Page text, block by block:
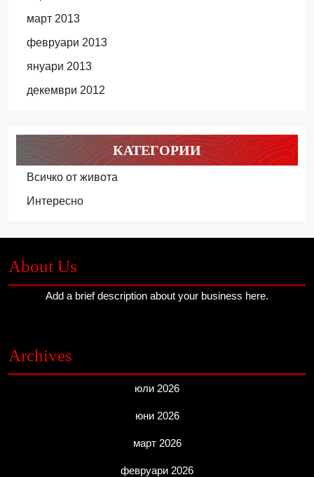
март 2013
февруари 2013
януари 2013
декември 2012
КАТЕГОРИИ
Всичко от живота
Интересно
About Us
Add a brief description about your business here.
Archives
юли 2026
юни 2026
март 2026
февруари 2026